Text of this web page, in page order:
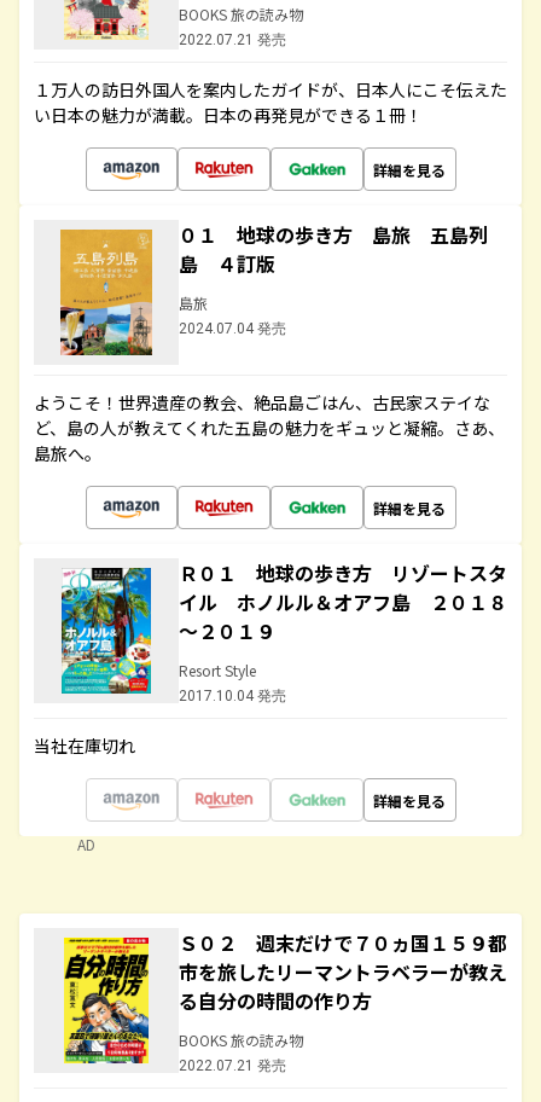
BOOKS 旅の読み物
2022.07.21 発売
１万人の訪日外国人を案内したガイドが、日本人にこそ伝えた
い日本の魅力が満載。日本の再発見ができる１冊！
詳細を見る
０１ 地球の歩き方 島旅 五島列
島 ４訂版
島旅
2024.07.04 発売
ようこそ！世界遺産の教会、絶品島ごはん、古民家ステイな
ど、島の人が教えてくれた五島の魅力をギュッと凝縮。さあ、
島旅へ。
詳細を見る
Ｒ０１ 地球の歩き方 リゾートスタ
イル ホノルル＆オアフ島 ２０１８
～２０１９
Resort Style
2017.10.04 発売
当社在庫切れ
詳細を見る
AD
Ｓ０２ 週末だけで７０ヵ国１５９都
市を旅したリーマントラベラーが教え
る自分の時間の作り方
BOOKS 旅の読み物
2022.07.21 発売